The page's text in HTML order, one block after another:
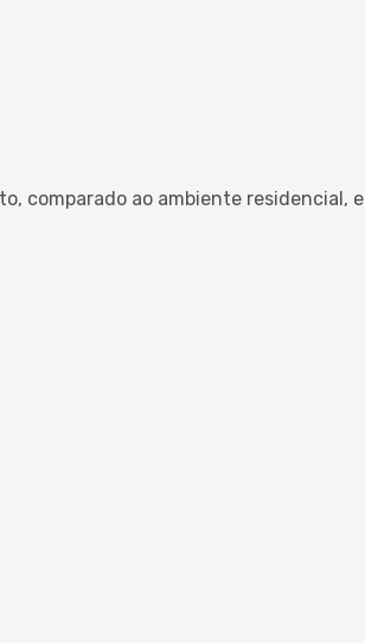
comparado ao ambiente residencial, e